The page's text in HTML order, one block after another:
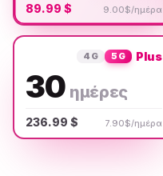
89.99 $ 9.00$/ημέρα
4G 5G Plus
30 ημέρες
236.99 $ 7.90$/ημέρα